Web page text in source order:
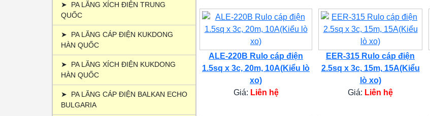
➤
PA LĂNG XÍCH ĐIỆN TRUNG
QUỐC
➤
PA LĂNG CÁP ĐIỆN KUKDONG
HÀN QUỐC
➤
PA LĂNG XÍCH ĐIỆN KUKDONG
HÀN QUỐC
➤
PA LĂNG CÁP ĐIỆN BALKAN ECHO
BULGARIA
ALE-220B Rulo cáp điện
1.5sq x 3c, 20m, 10A(Kiểu lò
xo)
Giá: Liên hệ
EER-315 Rulo cáp điện
2.5sq x 3c, 15m, 15A(Kiểu
lò xo)
Giá: Liên hệ